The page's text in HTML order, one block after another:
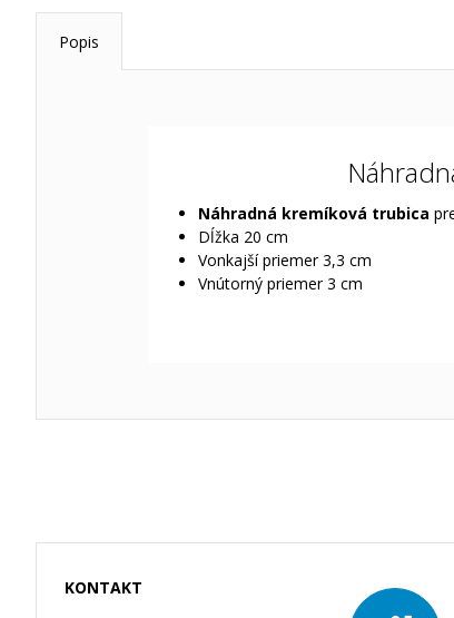
Popis
Náhradná kremíková trubica
Dĺžka 20 cm
Vonkajší priemer 3,3 cm
Vnútorný priemer 3 cm
KONTAKT